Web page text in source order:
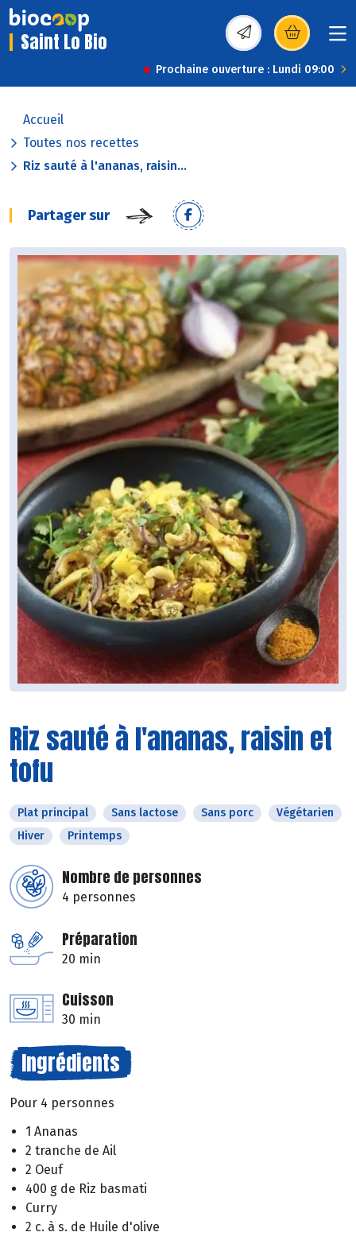
Saint Lo Bio (s’ouvre dans une
Prochaine ouverture : Lundi 09:00
Accueil
Toutes nos recettes
Riz sauté à l'ananas, raisin...
Partager sur
Riz sauté à l'ananas, raisin et
tofu
Plat principal Sans lactose Sans porc
Végétarien
Hiver
Printemps
Nombre de personnes
4 personnes
Préparation
20 min
Cuisson
30 min
Ingrédients
Pour 4 personnes
1 Ananas
2 tranche de Ail
2 Oeuf
400 g de Riz basmati
Curry
2 c. à s. de Huile d'olive